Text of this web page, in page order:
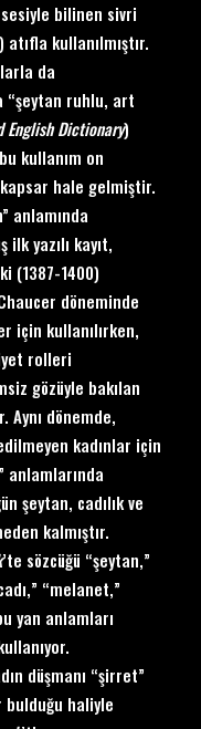
sesiyle bilinen sivri
kullanılmıştır.
da
“şeytan ruhlu, art
English Dictionary)
kullanım on
kapsar hale gelmiştir.
anlamında
ilk yazılı kayıt,
(1387-1400)
döneminde
için kullanılırken,
rolleri
gözüyle bakılan
Aynı dönemde,
kadınlar için
anlamlarında
şeytan, cadılık ve
kalmıştır.
’te sözcüğü “şeytan,”
“melanet,”
yan anlamları
düşmanı “şirret”
bulduğu haliyle